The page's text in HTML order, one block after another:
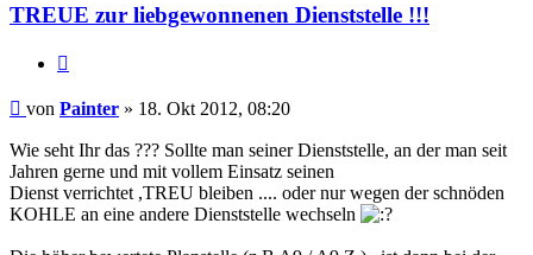
TREUE zur liebgewonnenen Dienststelle !!!
Beitrag
von Painter » 18. Okt 2012, 08:20
Wie seht Ihr das ??? Sollte man seiner Dienststelle, an der man seit
Jahren gerne und mit vollem Einsatz seinen
Dienst verrichtet ,TREU bleiben .... oder nur wegen der schnöden
KOHLE an eine andere Dienststelle wechseln